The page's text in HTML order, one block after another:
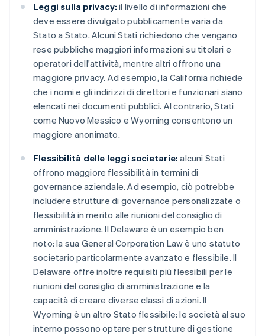
Leggi sulla privacy: il livello di informazioni che
deve essere divulgato pubblicamente varia da
Stato a Stato. Alcuni Stati richiedono che vengano
rese pubbliche maggiori informazioni su titolari e
operatori dell'attività, mentre altri offrono una
maggiore privacy. Ad esempio, la California richiede
che i nomi e gli indirizzi di direttori e funzionari siano
elencati nei documenti pubblici. Al contrario, Stati
come Nuovo Messico e Wyoming consentono un
maggiore anonimato.
Flessibilità delle leggi societarie: alcuni Stati
offrono maggiore flessibilità in termini di
governance aziendale. Ad esempio, ciò potrebbe
includere strutture di governance personalizzate o
flessibilità in merito alle riunioni del consiglio di
amministrazione. Il Delaware è un esempio ben
noto: la sua General Corporation Law è uno statuto
societario particolarmente avanzato e flessibile. Il
Delaware offre inoltre requisiti più flessibili per le
riunioni del consiglio di amministrazione e la
capacità di creare diverse classi di azioni. Il
Wyoming è un altro Stato flessibile: le società al suo
interno possono optare per strutture di gestione